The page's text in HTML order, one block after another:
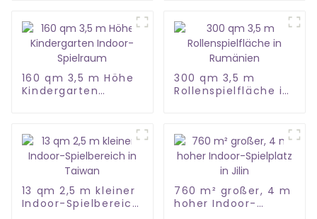
160 qm 3,5 m Höhe
Kindergarten
300 qm 3,5 m
Rollenspielfläche in
13 qm 2,5 m kleiner
Indoor-Spielbereich
760 m² großer, 4 m
hoher Indoor-